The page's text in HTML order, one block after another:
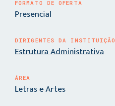
FORMATO DE OFERTA
Presencial
DIRIGENTES DA INSTITUIÇÃO
Estrutura Administrativa
ÁREA
Letras e Artes